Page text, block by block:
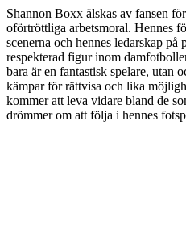
Shannon Boxx älskas av fansen
oförtröttliga arbetsmoral. Hennes
scenerna och hennes ledarskap
respekterad figur inom
bara är en fantastisk spelare, utan
kämpar för rättvisa och lika
kommer att leva vidare bland de
drömmer om att följa i hennes